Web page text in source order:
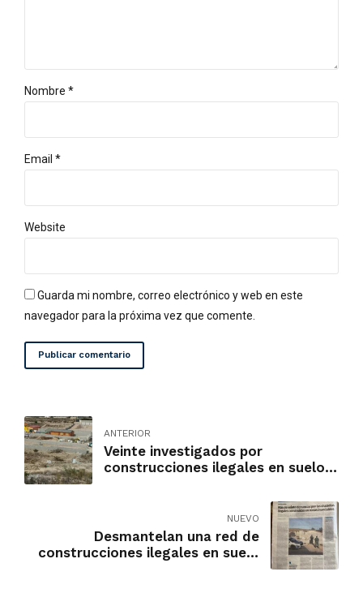
Nombre *
Email *
Website
Guarda mi nombre, correo electrónico y web en este
navegador para la próxima vez que comente.
Publicar comentario
ANTERIOR
Veinte investigados por
construcciones ilegales en suelo
NUEVO
Desmantelan una red de
construcciones ilegales en suelo